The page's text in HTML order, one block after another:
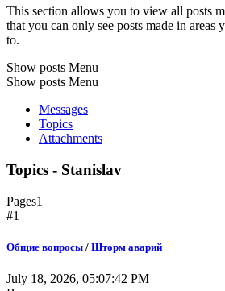
This section allows you to view all posts
that you can only see posts made in areas
to.
Show posts Menu
Show posts Menu
Messages
Topics
Attachments
Topics - Stanislav
Pages1
#1
Общие вопросы / Шторм аварий
July 18, 2026, 05:07:42 PM